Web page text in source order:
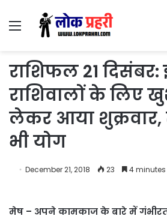
Menu
राशिफल 21 दिसंबर:
राशिवालों के लिए
लेकर आया
भी योग
December 21, 2018 23 4
मेष – अपने कामकाज के बारे में